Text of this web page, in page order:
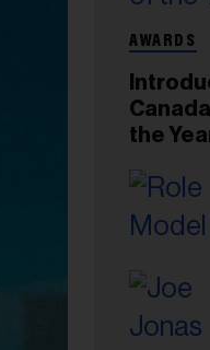
AWARDS
the